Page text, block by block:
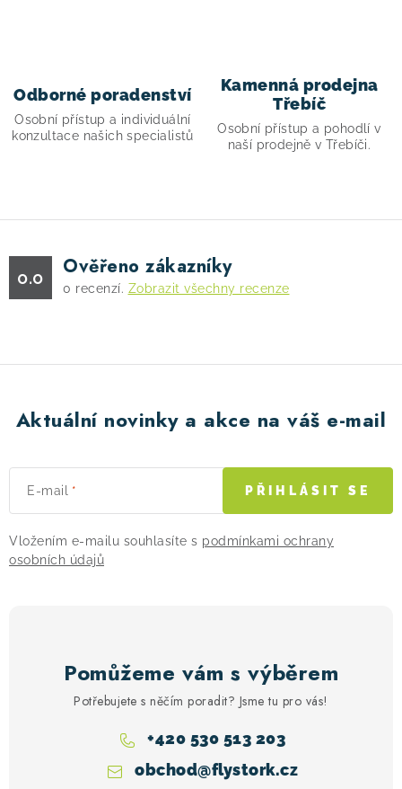
i
s
u
Odborné poradenství
Osobní přístup a individuální
konzultace našich specialistů
Kamenná prodejna
Třebíč
Osobní přístup a pohodlí v
naší prodejně v Třebíči.
0.0 Ověřeno zákazníky
0 recenzí. Zobrazit všechny recenze
Aktuální novinky a akce na váš e-mail
E-mail
Vložením e-mailu souhlasíte s podmínkami ochrany
osobních údajů
PŘIHLÁSIT SE
Pomůžeme vám s výběrem
Potřebujete s něčím poradit? Jsme tu pro vás!
obchod@flystork.cz
+420 530 513 203